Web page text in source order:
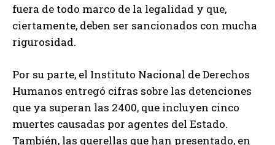
fuera de todo marco de la legalidad y que,
ciertamente, deben ser sancionados con mucha
rigurosidad.
Por su parte, el Instituto Nacional de Derechos
Humanos entregó cifras sobre las detenciones
que ya superan las 2400, que incluyen cinco
muertes causadas por agentes del Estado.
También, las querellas que han presentado, en